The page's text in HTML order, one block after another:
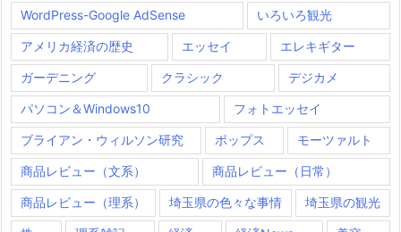
WordPress-Google AdSense いろいろ観光
アメリカ経済の歴史 エッセイ エレキギター
ガーデニング クラシック デジカメ
パソコン＆Windows10 フォトエッセイ
ブライアン・ウィルソン研究 ポップス モーツァルト
商品レビュー（文系） 商品レビュー（日常）
商品レビュー（理系） 埼玉県の色々な事情 埼玉県の観光